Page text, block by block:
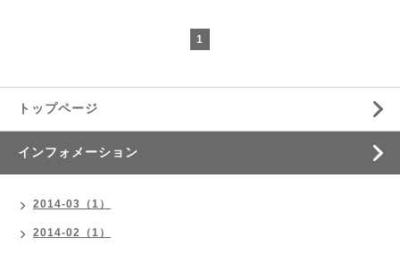
1
トップページ
インフォメーション
2014-03（1）
2014-02（1）